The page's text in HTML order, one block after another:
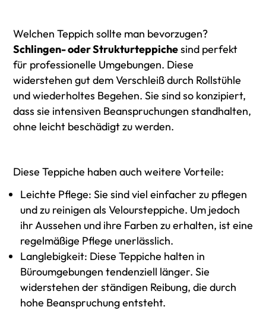
Welchen Teppich sollte man bevorzugen?
Schlingen- oder Strukturteppichesind perfekt
für professionelle Umgebungen. Diese
widerstehen gut dem Verschleiß durch Rollstühle
und wiederholtes Begehen. Sie sind so konzipiert,
dass sie intensiven Beanspruchungen standhalten,
ohne leicht beschädigt zu werden.
Diese Teppiche haben auch weitere Vorteile:
Leichte Pflege: Sie sind viel einfacher zu pflegen
und zu reinigen als Veloursteppiche. Um jedoch
ihr Aussehen und ihre Farben zu erhalten, ist eine
regelmäßige Pflege unerlässlich.
Langlebigkeit: Diese Teppiche halten in
Büroumgebungen tendenziell länger. Sie
widerstehen der ständigen Reibung, die durch
hohe Beanspruchung entsteht.